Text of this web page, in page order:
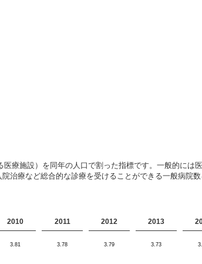
療施設）を同年の人口で割った指標です。一般的には
治療など総合的な診療を受けることができる一般病院
2010 2011 2012 2013
3.81 3.78 3.79 3.73